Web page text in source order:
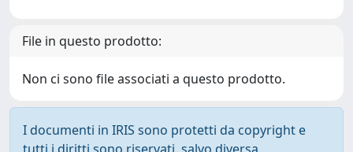
File in questo prodotto:
Non ci sono file associati a questo prodotto.
I documenti in IRIS sono protetti da copyright e